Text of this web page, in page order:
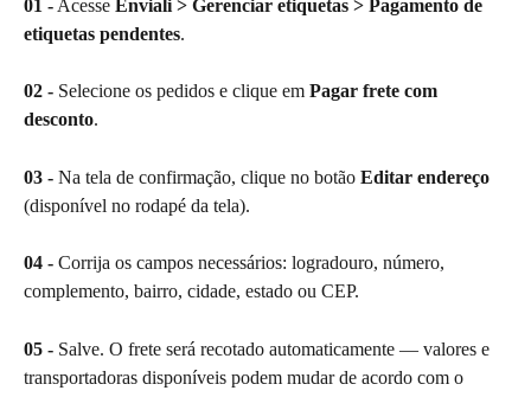
01 - Acesse Enviali > Gerenciar etiquetas > Pagamento de
etiquetas pendentes.
02 - Selecione os pedidos e clique em Pagar frete com
desconto.
03 - Na tela de confirmação, clique no botão Editar endereço
(disponível no rodapé da tela).
04 - Corrija os campos necessários: logradouro, número,
complemento, bairro, cidade, estado ou CEP.
05 - Salve. O frete será recotado automaticamente — valores e
transportadoras disponíveis podem mudar de acordo com o